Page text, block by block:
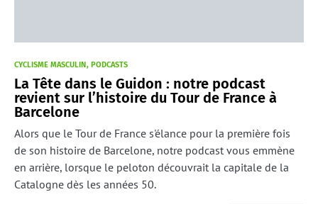
CYCLISME MASCULIN PODCASTS
La Tête dans le Guidon : notre podcast
revient sur l’histoire du Tour de France à
Barcelone
Alors que le Tour de France s'élance pour la première fois
de son histoire de Barcelone, notre podcast vous emmène
en arrière, lorsque le peloton découvrait la capitale de la
Catalogne dès les années 50.